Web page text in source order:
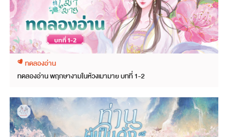
ทดลองอ่าน
ทดลองอ่าน พฤกษางามในห้วงเมามาย บทที่ 1-2